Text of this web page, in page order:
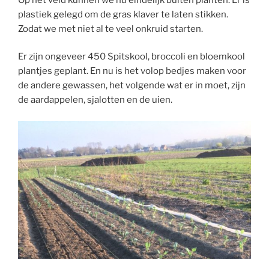
plastiek gelegd om de gras klaver te laten stikken.
Zodat we met niet al te veel onkruid starten.
Er zijn ongeveer 450 Spitskool, broccoli en bloemkool
plantjes geplant. En nu is het volop bedjes maken voor
de andere gewassen, het volgende wat er in moet, zijn
de aardappelen, sjalotten en de uien.